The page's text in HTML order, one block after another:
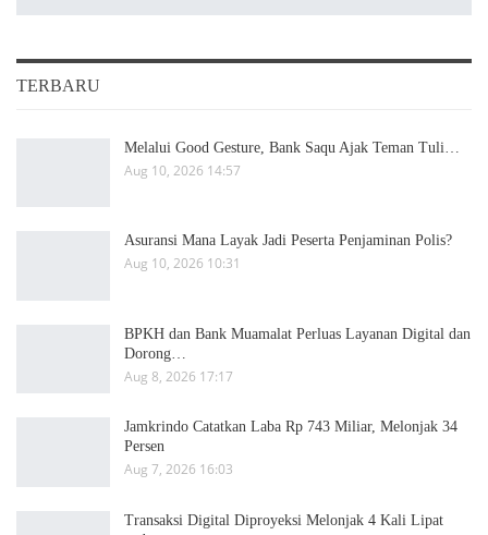
TERBARU
Melalui Good Gesture, Bank Saqu Ajak Teman Tuli…
Aug 10, 2026 14:57
Asuransi Mana Layak Jadi Peserta Penjaminan Polis?
Aug 10, 2026 10:31
BPKH dan Bank Muamalat Perluas Layanan Digital dan
Dorong…
Aug 8, 2026 17:17
Jamkrindo Catatkan Laba Rp 743 Miliar, Melonjak 34
Persen
Aug 7, 2026 16:03
Transaksi Digital Diproyeksi Melonjak 4 Kali Lipat